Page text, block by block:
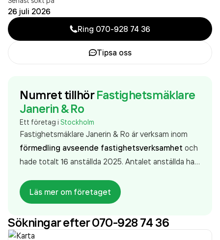
26 juli 2026
Ring 070-928 74 36
Tipsa oss
Numret tillhör Fastighetsmäklare
Janerin & Ro
Ett företag i Stockholm
Fastighetsmäklare Janerin & Ro är verksam inom
förmedling avseende fastighetsverksamhet och
hade totalt 16 anställda 2025. Antalet anställda har
jobbade 18 personer på företaget. Bolaget är ett
aktiebolag som varit aktivt sedan 2010.
Fastighetsmäklare Janerin & Roomsatte
25 973 000,00 krsenaste räkenskapsåret (2025).
Läs mer om företaget
Sökningar efter 070-928 74 36